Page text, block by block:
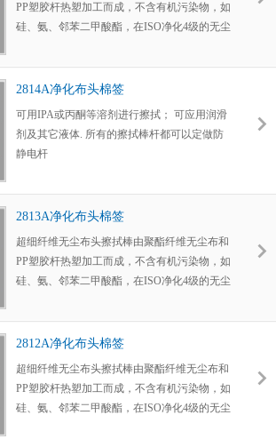
PP塑胶杆热塑加工而成，不含有机污染物，如
硅、氨、邻苯二甲酸酯，在ISO净化4级的无尘
热封边紧紧锁死切边，有效防止微尘粒产生，
无尘布具有优越的耐磨性和洁净性能，可反复
2814A净化布头棉签
可用IPA或丙酮等溶剂进行擦拭； 可应用润滑
剂及其它液体. 所有的擦拭棒杆都可以定做防
静电杆
2813A净化布头棉签
超细纤维无尘布头擦拭棒由聚酯纤维无尘布和
PP塑胶杆热塑加工而成，不含有机污染物，如
硅、氨、邻苯二甲酸酯，在ISO净化4级的无尘
热封边紧紧锁死切边，有效防止微尘粒产生，
无尘布具有优越的耐磨性和洁净性能，可反复
2812A净化布头棉签
超细纤维无尘布头擦拭棒由聚酯纤维无尘布和
PP塑胶杆热塑加工而成，不含有机污染物，如
硅、氨、邻苯二甲酸酯，在ISO净化4级的无尘